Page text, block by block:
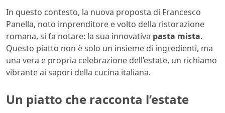
In questo contesto, la nuova proposta di Francesco
Panella, noto imprenditore e volto della ristorazione
romana, si fa notare: la sua innovativa pasta mista.
Questo piatto non è solo un insieme di ingredienti, ma
una vera e propria celebrazione dell’estate, un richiamo
vibrante ai sapori della cucina italiana.
Un piatto che racconta l’estate